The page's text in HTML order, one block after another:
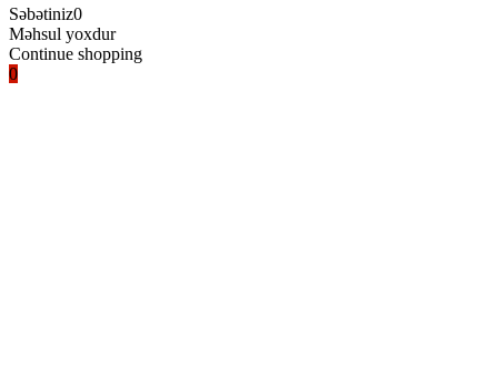
Səbətiniz0
Məhsul yoxdur
Continue shopping
0